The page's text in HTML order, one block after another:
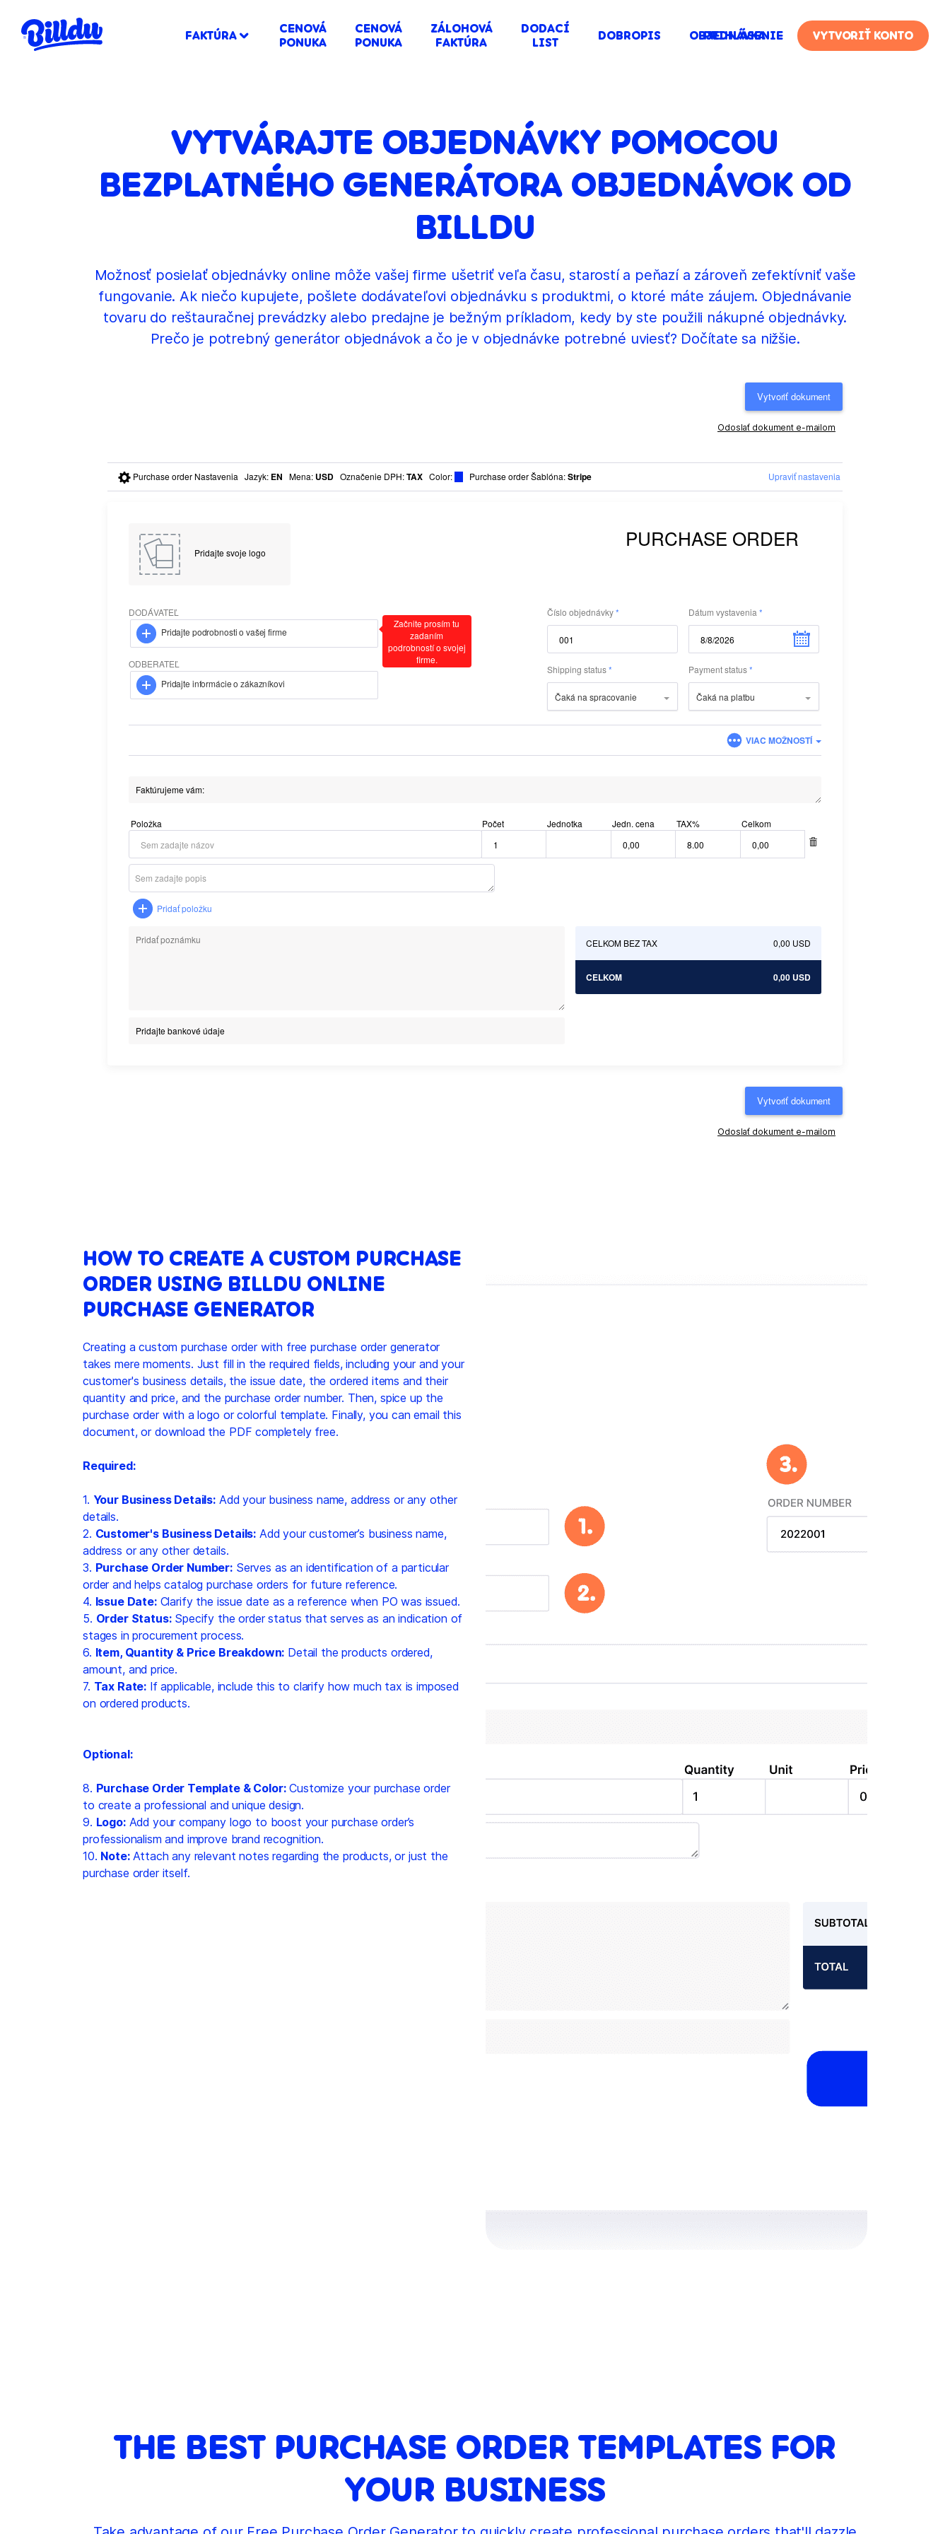
FAKTÚRA
CENOVÁ
PONUKA
CENOVÁ
PONUKA
ZÁLOHOVÁ
FAKTÚRA
DODACÍ
LIST
DOBROPIS OBJEDNÁVKA
PRIHLÁSENIE VYTVORIŤ KONTO
VYTVÁRAJTE OBJEDNÁVKY POMOCOU
BEZPLATNÉHO GENERÁTORA OBJEDNÁVOK OD
BILLDU
Možnosť posielať objednávky online môže vašej firme ušetriť veľa času, starostí a peňazí a zároveň zefektívniť vaše
fungovanie. Ak niečo kupujete, pošlete dodávateľovi objednávku s produktmi, o ktoré máte záujem. Objednávanie
tovaru do reštauračnej prevádzky alebo predajne je bežným príkladom, kedy by ste použili nákupné objednávky.
Prečo je potrebný generátor objednávok a čo je v objednávke potrebné uviesť? Dočítate sa nižšie.
Vytvoriť dokument
Odoslať dokument e-mailom
Purchase order Nastavenia Jazyk: EN Mena: USD Označenie DPH:TAX Color: Purchase order Šablóna:Stripe Upraviť nastavenia
Pridajte svoje logo
DODÁVATEĽ
Pridajte podrobnosti o vašej firme
Začnite prosím tu
zadaním
podrobností o svojej
firme.
ODBERATEĽ
Pridajte informácie o zákazníkovi
Dátum vystavenia
Číslo objednávky
Payment status
Čaká na platbu
Shipping status
Čaká na spracovanie
VIAC MOŽNOSTÍ
Položka Počet Jednotka Jedn. cena TAX% Celkom
Pridať položku
CELKOM BEZ TAX 0,00 USD
CELKOM 0,00 USD
Pridajte bankové údaje
Vytvoriť dokument
Odoslať dokument e-mailom
HOW TO CREATE A CUSTOM PURCHASE
ORDER USING BILLDU ONLINE
PURCHASE GENERATOR
Creating a custom purchase order with free purchase order generator
takes mere moments. Just fill in the required fields, including your and your
customer's business details, the issue date, the ordered items and their
quantity and price, and the purchase order number. Then, spice up the
purchase order with a logo or colorful template. Finally, you can email this
document, or download the PDF completely free.
Required:
1. Your Business Details: Add your business name, address or any other
details.
2. Customer's Business Details: Add your customer’s business name,
address or any other details.
3. Purchase Order Number: Serves as an identification of a particular
order and helps catalog purchase orders for future reference.
4. Issue Date:Clarify the issue date as a reference when PO was issued.
5. Order Status:Specify the order status that serves as an indication of
stages in procurement process.
6. Item, Quantity & Price Breakdown: Detail the products ordered,
amount, and price.
7. Tax Rate: If applicable, include this to clarify how much tax is imposed
on ordered products.
Optional:
8. Purchase Order Template & Color:Customize your purchase order
to create a professional and unique design.
9. Logo:Add your company logo to boost your purchase order’s
professionalism and improve brand recognition.
10. Note:Attach any relevant notes regarding the products, or just the
purchase order itself.
THE BEST PURCHASE ORDER TEMPLATES FOR
YOUR BUSINESS